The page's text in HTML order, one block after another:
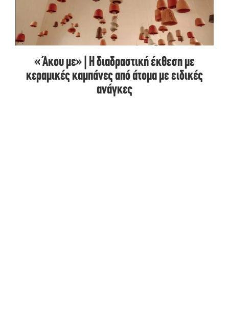
«Άκου με» | Η διαδραστική έκθεση με
κεραμικές καμπάνες από άτομα με ειδικές
ανάγκες